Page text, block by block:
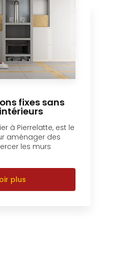
fixes sans
à Pierrelatte, est le
aménager des
les murs
plus